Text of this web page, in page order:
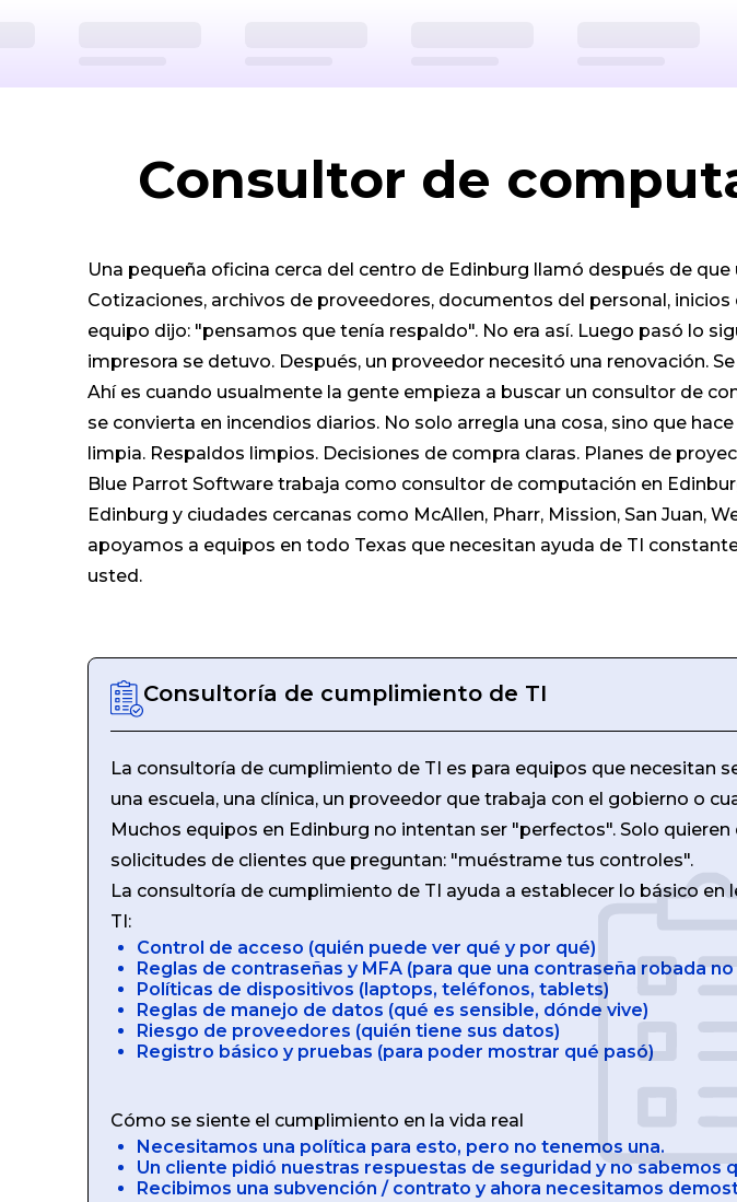
Consultor de
Una pequeña oficina cerca del centro de Edinburg llamó después de
Cotizaciones, archivos de proveedores, documentos del personal,
equipo dijo: "pensamos que tenía respaldo". No era así. Luego pasó lo
impresora se detuvo. Después, un proveedor necesitó una renovación.
Ahí es cuando usualmente la gente empieza a buscar un consultor de
se convierta en incendios diarios. No solo arregla una cosa, sino que
limpia. Respaldos limpios. Decisiones de compra claras. Planes de
Blue Parrot Software trabaja como consultor de computación en
Edinburg y ciudades cercanas como McAllen, Pharr, Mission, San Juan,
apoyamos a equipos en todo Texas que necesitan ayuda de TI
usted.
Consultoría de cumplimiento de TI
La consultoría de cumplimiento de TI es para equipos que necesitan
una escuela, una clínica, un proveedor que trabaja con el gobierno o
Muchos equipos en Edinburg no intentan ser "perfectos". Solo
solicitudes de clientes que preguntan: "muéstrame tus controles".
La consultoría de cumplimiento de TI ayuda a establecer lo básico
TI:
Control de acceso (quién puede ver qué y por qué)
Reglas de contraseñas y MFA (para que una contraseña robada
Políticas de dispositivos (laptops, teléfonos, tablets)
Reglas de manejo de datos (qué es sensible, dónde vive)
Riesgo de proveedores (quién tiene sus datos)
Registro básico y pruebas (para poder mostrar qué pasó)
Cómo se siente el cumplimiento en la vida real
Necesitamos una política para esto, pero no tenemos una.
Un cliente pidió nuestras respuestas de seguridad y no sabemos
Recibimos una subvención / contrato y ahora necesitamos